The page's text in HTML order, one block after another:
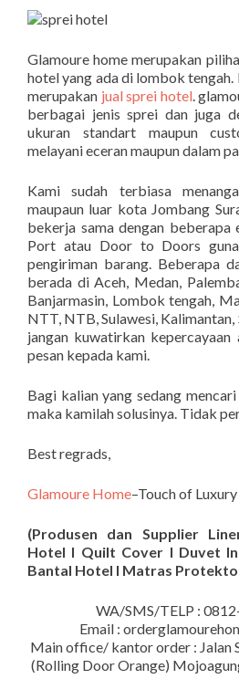
Glamoure home merupakan
hotel yang ada di lombok tengah.
merupakan jual sprei hotel.
berbagai jenis sprei dan juga
ukuran standart maupun
melayani eceran maupun dalam
Kami sudah terbiasa
maupaun luar kota Jombang
bekerja sama dengan
Port atau Door to Doors guna
pengiriman barang. Beberapa
berada di Aceh, Medan,
Banjarmasin, Lombok tengah,
NTT, NTB, Sulawesi, Kalimantan,
jangan kuwatirkan
pesan kepada kami.
Bagi kalian yang sedang
maka kamilah solusinya. Tidak
Best regrads,
Glamoure Home–Touch of
(Produsen dan Supplier
Hotel I Quilt Cover I Duvet
Bantal Hotel I Matras
WA/SMS/TELP :
Email :
Main office/ kantor order : Jalan
(Rolling Door Orange)